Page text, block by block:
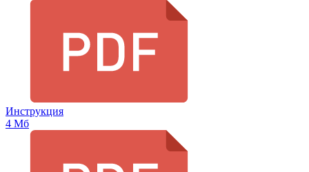
Инструкция
4 Мб